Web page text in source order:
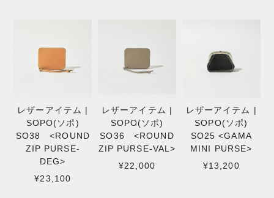
レザーアイテム |
SOPO(ソポ)
SO38 <ROUND
ZIP PURSE-
DEG>
¥23,100
レザーアイテム |
SOPO(ソポ)
SO36 <ROUND
ZIP PURSE-VAL>
¥22,000
レザーアイテム |
SOPO(ソポ)
SO25 <GAMA
MINI PURSE>
¥13,200